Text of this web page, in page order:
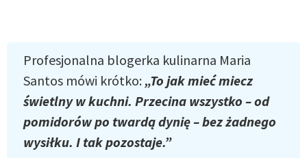
Profesjonalna blogerka kulinarna Maria
Santos mówi krótko:„To jak mieć miecz
świetlny w kuchni. Przecina wszystko – od
pomidorów po twardą dynię – bez żadnego
wysiłku. I tak pozostaje.”